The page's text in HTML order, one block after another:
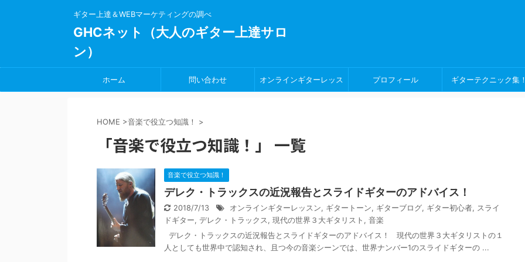
ギター上達＆WEBマーケティングの調べ
GHCネット（大人のギター上達サロ
ン）
ホーム 問い合わせ オンラインギターレッス プロフィール ギターテクニック集
HOME >音楽で役立つ知識！ >
「音楽で役立つ知識！」 一覧
音楽で役立つ知識！
デレク・トラックスの近況報告とスライドギターのアドバイス！
2018/7/13 オンラインギターレッスン, ギタートーン, ギターブログ, ギター初心者, スライ
ドギター, デレク・トラックス, 現代の世界３大ギタリスト , 音楽
デレク・トラックスの近況報告とスライドギターのアドバイス！ 現代の世界３大ギタリストの１
人としても世界中で認知され、且つ今の音楽シーンでは、世界ナンバー1のスライドギターの ...